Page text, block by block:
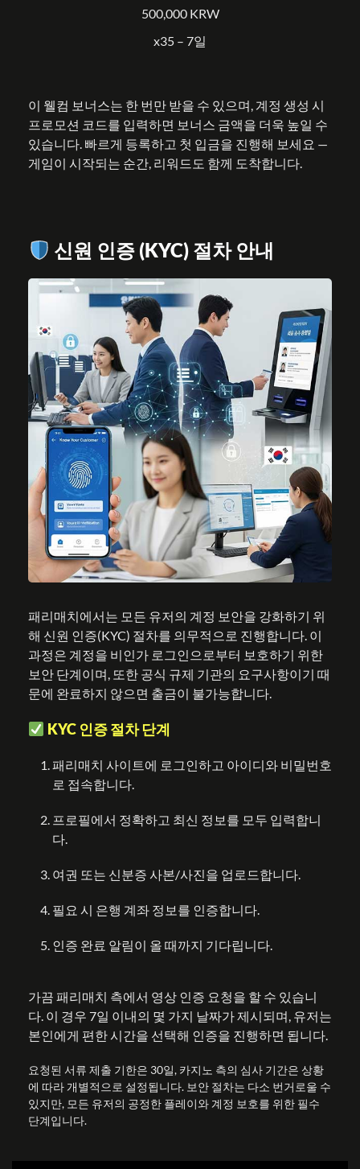
500,000 KRW
x35 – 7일
이 웰컴 보너스는 한 번만 받을 수 있으며, 계정 생성 시
프로모션 코드를 입력하면 보너스 금액을 더욱 높일 수
있습니다. 빠르게 등록하고 첫 입금을 진행해 보세요 —
게임이 시작되는 순간, 리워드도 함께 도착합니다.
신원 인증 (KYC) 절차 안내
패리매치에서는 모든 유저의 계정 보안을 강화하기 위
해 신원 인증(KYC) 절차를 의무적으로 진행합니다. 이
과정은 계정을 비인가 로그인으로부터 보호하기 위한
보안 단계이며, 또한 공식 규제 기관의 요구사항이기 때
문에 완료하지 않으면 출금이 불가능합니다.
KYC 인증 절차 단계
패리매치 사이트에 로그인하고 아이디와 비밀번호
로 접속합니다.
프로필에서 정확하고 최신 정보를 모두 입력합니
다.
여권 또는 신분증 사본/사진을 업로드합니다.
필요 시 은행 계좌 정보를 인증합니다.
인증 완료 알림이 올 때까지 기다립니다.
가끔 패리매치 측에서 영상 인증 요청을 할 수 있습니
다. 이 경우 7일 이내의 몇 가지 날짜가 제시되며, 유저는
본인에게 편한 시간을 선택해 인증을 진행하면 됩니다.
요청된 서류 제출 기한은 30일, 카지노 측의 심사 기간은 상황
에 따라 개별적으로 설정됩니다. 보안 절차는 다소 번거로울 수
있지만, 모든 유저의 공정한 플레이와 계정 보호를 위한 필수
단계입니다.